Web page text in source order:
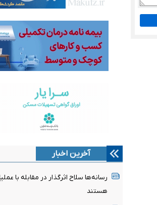
آخرین اخبار
رسانه‌ها سلاح اثرگذار در مقابله با
هستند